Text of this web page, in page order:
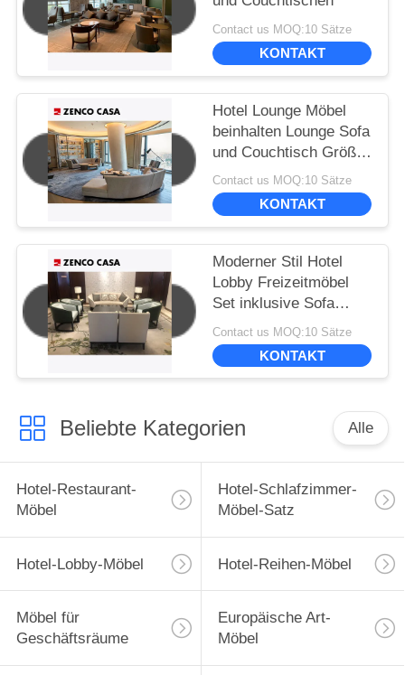
Contact us MOQ:10 Sätze
KONTAKT
Hotel Lounge Möbel
beinhalten Lounge Sofa
und Couchtisch Größe
3600*900*780
Contact us MOQ:10 Sätze
KONTAKT
Moderner Stil Hotel
Lobby Freizeitmöbel
Set inklusive Sofa
Freizeitstuhl
Kaffeetisch
Contact us MOQ:10 Sätze
KONTAKT
Beliebte Kategorien Alle
Hotel-Restaurant-
Möbel
Hotel-Schlafzimmer-
Möbel-Satz
Hotel-Lobby-Möbel Hotel-Reihen-Möbel
Möbel für
Geschäftsräume
Europäische Art-
Möbel